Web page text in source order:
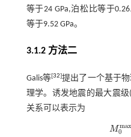
等于24 GPa,泊松比等于
等于9.52 GPa。
3.1.2 方法二
Galis等[32]提出了一个基于
理学。诱发地震的最大震级(
关系可以表示为
M max
0
M0ma